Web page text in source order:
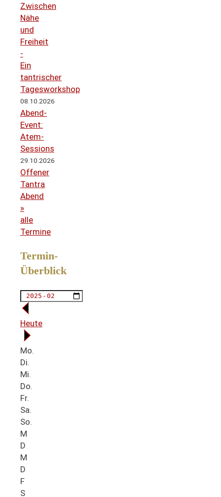
Zwischen
Nähe
und
Freiheit
-
Ein
tantrischer
Tagesworkshop
08.10.2026
Abend-
Event:
Atem-
Sessions
29.10.2026
Offener
Tantra
Abend
»
alle
Termine
Termin-
Überblick
Heute
Mo.
Di.
Mi.
Do.
Fr.
Sa.
So.
M
D
M
D
F
S